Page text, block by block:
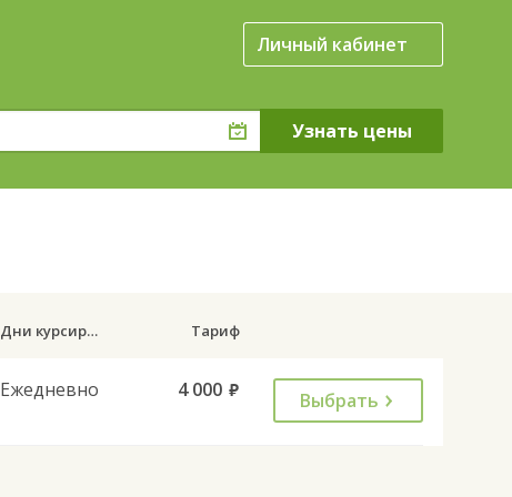
Личный кабинет
Дни курсирования Тариф
Ежедневно 4 000 руб. Выбрать